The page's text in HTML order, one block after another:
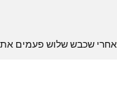
אחרי שכבש שלוש פעמים את היכל